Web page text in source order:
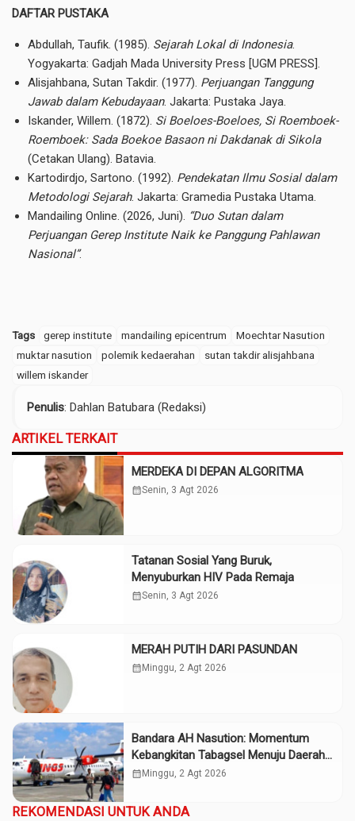
DAFTAR PUSTAKA
Abdullah, Taufik. (1985). Sejarah Lokal di Indonesia.
Yogyakarta: Gadjah Mada University Press [UGM PRESS].
Alisjahbana, Sutan Takdir. (1977). Perjuangan Tanggung
Jawab dalam Kebudayaan. Jakarta: Pustaka Jaya.
Iskander, Willem. (1872). Si Boeloes-Boeloes, Si Roemboek-
Roemboek: Sada Boekoe Basaon ni Dakdanak di Sikola
(Cetakan Ulang). Batavia.
Kartodirdjo, Sartono. (1992). Pendekatan Ilmu Sosial dalam
Metodologi Sejarah. Jakarta: Gramedia Pustaka Utama.
Mandailing Online. (2026, Juni). “Duo Sutan dalam
Perjuangan Gerep Institute Naik ke Panggung Pahlawan
Nasional”.
Tags gerep institute mandailing epicentrum
Moechtar Nasution
muktar nasution
polemik kedaerahan
sutan takdir alisjahbana
willem iskander
Penulis: Dahlan Batubara (Redaksi)
ARTIKEL TERKAIT
MERDEKA DI DEPAN ALGORITMA
calendar_monthSenin, 3 Agt 2026
Tatanan Sosial Yang Buruk,
Menyuburkan HIV Pada Remaja
calendar_monthSenin, 3 Agt 2026
MERAH PUTIH DARI PASUNDAN
calendar_month Minggu, 2 Agt 2026
Bandara AH Nasution: Momentum
Kebangkitan Tabagsel Menuju Daerah
Maju
calendar_month Minggu, 2 Agt 2026
REKOMENDASI UNTUK ANDA